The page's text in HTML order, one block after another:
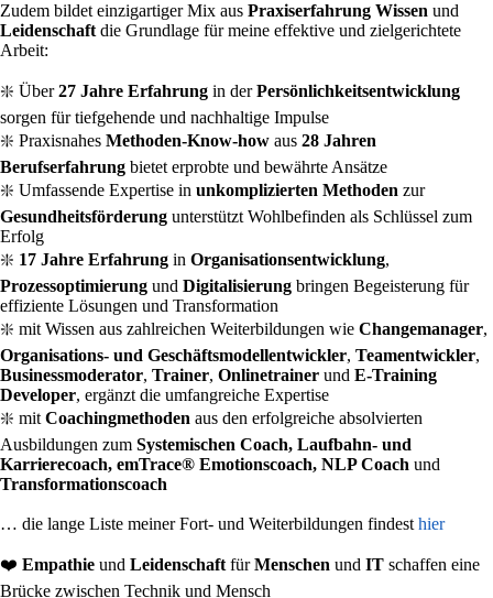
Zudem bildet einzigartiger Mix aus Praxiserfahrung Wissen und
Leidenschaft die Grundlage für meine effektive und zielgerichtete
Arbeit:
❇️ Über27 Jahre Erfahrung in derPersönlichkeitsentwicklung
sorgen für tiefgehende und nachhaltige Impulse
❇️ Praxisnahes Methoden-Know-how aus 28 Jahren
Berufserfahrung bietet erprobte und bewährte Ansätze
❇️ Umfassende Expertise in unkomplizierten Methoden zur
Gesundheitsförderung unterstützt Wohlbefinden als Schlüssel zum
Erfolg
❇️ 17 Jahre Erfahrung in Organisationsentwicklung,
Prozessoptimierung und Digitalisierung bringen Begeisterung für
effiziente Lösungen und Transformation
❇️ mit Wissen aus zahlreichen Weiterbildungen wie Changemanager,
Organisations- und Geschäftsmodellentwickler, Teamentwickler,
Businessmoderator, Trainer, Onlinetrainer und E-Training
Developer, ergänzt die umfangreiche Expertise
❇️ mit Coachingmethoden aus den erfolgreiche absolvierten
Ausbildungen zum Systemischen Coach, Laufbahn- und
Karrierecoach, emTrace® Emotionscoach, NLP Coach und
Transformationscoach
… die lange Liste meiner Fort- und Weiterbildungen findest hier
❤️ Empathie und Leidenschaft fürMenschen und IT schaffen eine
Brücke zwischen Technik und Mensch